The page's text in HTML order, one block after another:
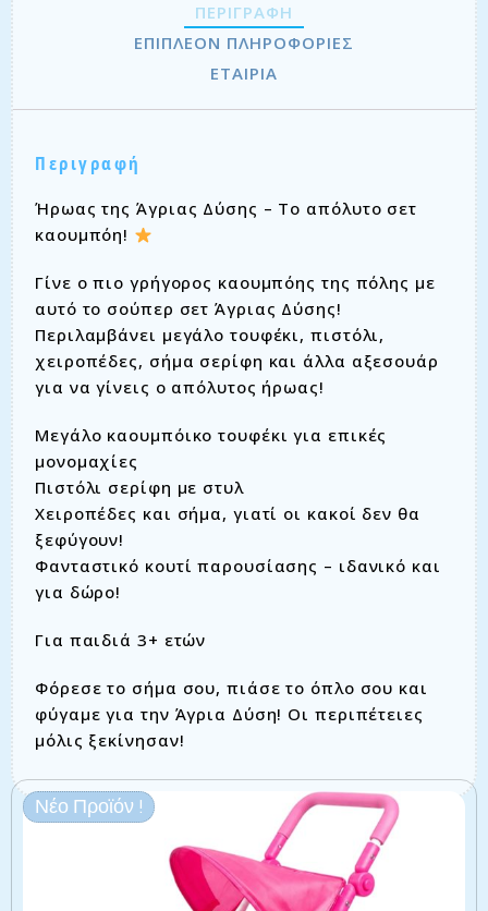
ΠΕΡΙΓΡΑΦΉ
ΕΠΙΠΛΈΟΝ ΠΛΗΡΟΦΟΡΊΕΣ
ΕΤΑΙΡΊΑ
Περιγραφή
Ήρωας της Άγριας Δύσης – Το απόλυτο σετ
καουμπόη!
Γίνε ο πιο γρήγορος καουμπόης της πόλης με
αυτό το σούπερ σετ Άγριας Δύσης!
Περιλαμβάνει μεγάλο τουφέκι, πιστόλι,
χειροπέδες, σήμα σερίφη και άλλα αξεσουάρ
για να γίνεις ο απόλυτος ήρωας!
Μεγάλο καουμπόικο τουφέκι για επικές
μονομαχίες
Πιστόλι σερίφη με στυλ
Χειροπέδες και σήμα, γιατί οι κακοί δεν θα
ξεφύγουν!
Φανταστικό κουτί παρουσίασης – ιδανικό και
για δώρο!
Για παιδιά 3+ ετών
Φόρεσε το σήμα σου, πιάσε το όπλο σου και
φύγαμε για την Άγρια Δύση! Οι περιπέτειες
μόλις ξεκίνησαν!
Σχετικά προϊόντα
Νέο Προϊόν !